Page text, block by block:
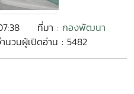
ที่มา : กองพัฒนา
นวนผู้เปิดอ่าน : 5482